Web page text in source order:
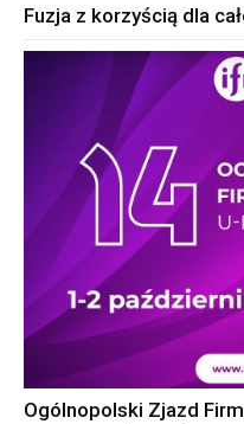
Fuzja z korzyścią dla
Ogólnopolski Zjazd